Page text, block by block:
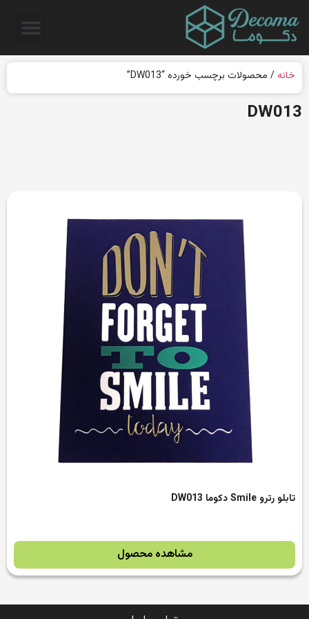
خانه / محصولات برچسب خورده “DW013”
DW013
تابلو رترو Smile دکوما DW013
مشاهده محصول